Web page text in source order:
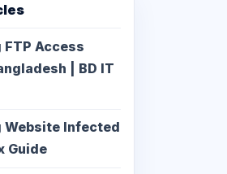
FTP Access
| BD IT
Website Infected
Guide